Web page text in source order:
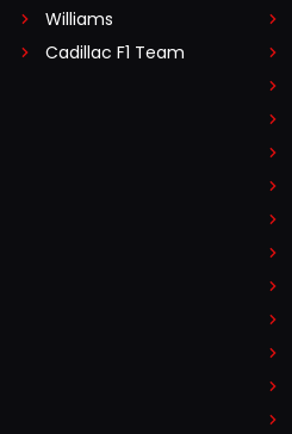
Williams
Cadillac F1 Team